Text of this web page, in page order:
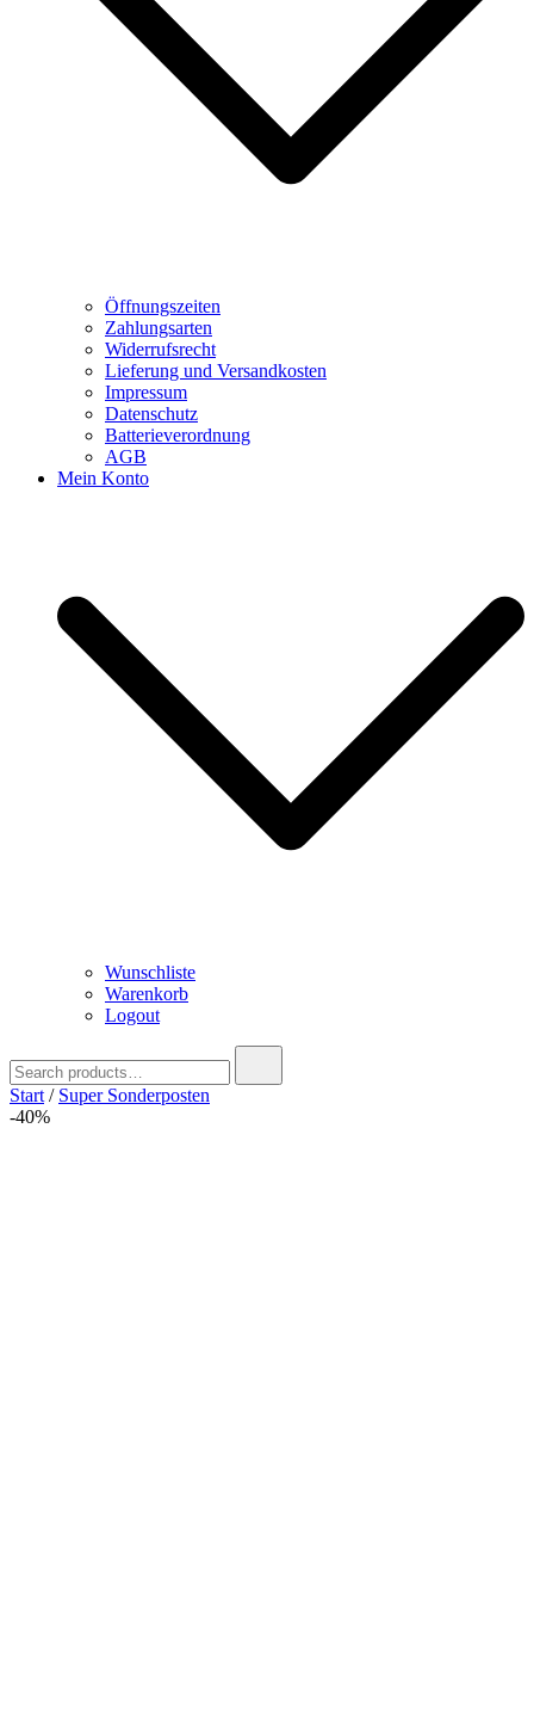
Öffnungszeiten
Zahlungsarten
Widerrufsrecht
Lieferung und Versandkosten
Impressum
Datenschutz
Batterieverordnung
AGB
Mein Konto
Wunschliste
Warenkorb
Logout
for:
Start / Super Sonderposten
-40%